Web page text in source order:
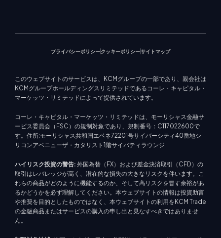
プライバシーポリシークッキーポリシーサイトマップ
このウェブサイトのサービスは、KCMグループの一部であり、親会社は
KCMグループホールディングスリミテッドであるコーレ・キャピタル・
マーケッツ・リミテッドによって提供されています。
コーレ・キャピタル・マーケッツ・リミテッドは、モーリシャス金融サ
ービス委員会（FSC）の規制対象であり、規制番号：C117022600で
す。住所:モーリシャス共和国エベネ72201号サイバーシティ40番地シ
リコンアベニューザ・カタリスト1階サイバティラウンジ
ハイリスク投資の警告: 外国為替（FX）および差金決済取引（CFD）の
取引はレバレッジが高く、潜在的な損失の大きなリスクを伴います。こ
れらの商品がどのように機能するのか、そして高リスクを冒す余裕があ
るかどうかを必ず理解してください。本ウェブサイトの情報は投資助言
や推奨を目的としたものではなく、本ウェブサイトの利用をKCM Trade
の金融商品またはサービスの購入の申し出と見なすべきではありませ
ん。